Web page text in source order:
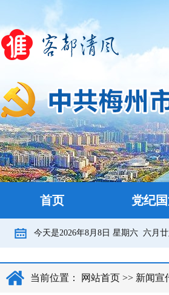
首页 党纪
今天是2026年8月8日 星期六 六月
当前位置： 网站首页 >> 新闻宣